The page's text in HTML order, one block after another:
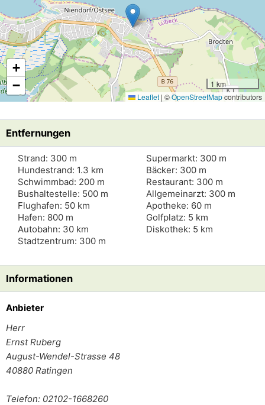
+
−
1 km
Leaflet | ©OpenStreetMapcontributors
Entfernungen
Strand: 300 m
Hundestrand: 1.3 km
Schwimmbad: 200 m
Bushaltestelle: 500 m
Flughafen: 50 km
Hafen: 800 m
Autobahn: 30 km
Stadtzentrum: 300 m
Supermarkt: 300 m
Bäcker: 300 m
Restaurant: 300 m
Allgemeinarzt: 300 m
Apotheke: 60 m
Golfplatz: 5 km
Diskothek: 5 km
Informationen
Anbieter
Herr
Ernst Ruberg
August-Wendel-Strasse 48
40880 Ratingen
Telefon: 02102-1668260